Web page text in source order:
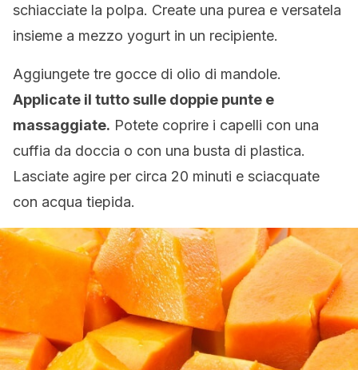
schiacciate la polpa. Create una purea e versatela
insieme a mezzo yogurt in un recipiente.
Aggiungete tre gocce di olio di mandole.
Applicate il tutto sulle doppie punte e
massaggiate. Potete coprire i capelli con una
cuffia da doccia o con una busta di plastica.
Lasciate agire per circa 20 minuti e sciacquate
con acqua tiepida.